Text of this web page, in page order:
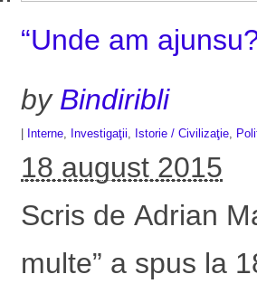
“Unde am
by Bindiribli
Interne Investigaţii Istorie / Civilizaţie
18 august 2015
Scris de Adrian
multe” a spus la